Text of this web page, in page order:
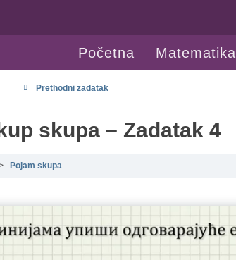
Početna Matematika
Prethodni zadatak
skupa – Zadatak 4
Pojam skupa